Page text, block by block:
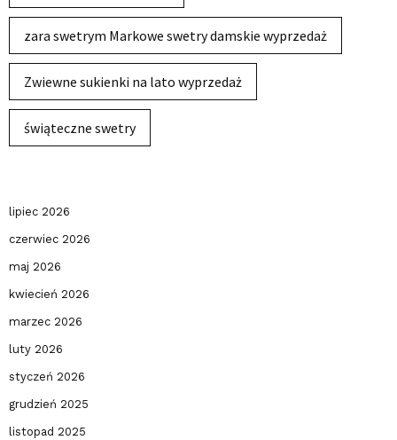
zara swetrym Markowe swetry damskie wyprzedaż
Zwiewne sukienki na lato wyprzedaż
świąteczne swetry
lipiec 2026
czerwiec 2026
maj 2026
kwiecień 2026
marzec 2026
luty 2026
styczeń 2026
grudzień 2025
listopad 2025